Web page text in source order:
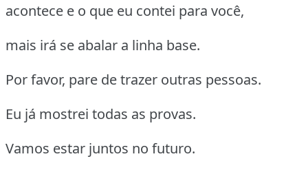
acontece e o que eu contei para você,
mais irá se abalar a linha base.
Por favor, pare de trazer outras pessoas.
Eu já mostrei todas as provas.
Vamos estar juntos no futuro.